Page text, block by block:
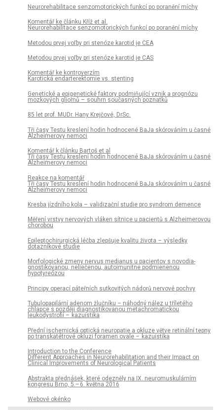
Neurorehabilitace senzomotorických funkcí po poranění míchy
Komentář ke článku Kříž et al.
Neurorehabilitace senzomotorických funkcí po poranění míchy
Metodou prvej voľby pri stenóze karotid je CEA
Metodou prvej voľby pri stenóze karotid je CAS
Komentář ke kontroverzím
Karotická endarterektomie vs. stenting
Genetické a epigenetické faktory podmiňující vznik a prognózu
mozkových gliomů – souhrn současných poznatků
85 let prof. MUDr. Hany Krejčové, DrSc.
Tři časy Testu kreslení hodin hodnocené BaJa skórováním u časné
Alzheimerovy nemoci
Komentář k článku Bartoš et al
Tři časy Testu kreslení hodin hodnocené BaJa skórováním u časné
Alzheimerovy nemoci
Reakce na komentář
Tři časy Testu kreslení hodin hodnocené BaJa skórováním u časné
Alzheimerovy nemoci
Kresba jízdního kola – validizační studie pro syndrom demence
Měření vrstvy nervových vláken sítnice u pacientů s Alzheimerovou
chorobou
Epileptochirurgická léčba zlepšuje kvalitu života – výsledky
dotazníkové studie
Morfologické zmeny nervus medianus u pa­cientov s novodia­
gnostikovanou, neliečenou, autoimunitne podmienenou
hypotyreózou
Principy operací páteřních sutkovitých nádorů nervové pochvy
Tubulopapilární adenom žlučníku – náhodný nález u tříletého
chlapce s později dia­gnostikovanou metachromatickou
leukodystrofií – kazuistika
Přední ischemická optická neuropatie a okluze větve retinální tepny
po transkatétrové okluzi foramen ovale – kazuistika
Introduction to the Conference
Different Approaches in Neurorehabilitation and their Impact on
Clinical Improvements of Neurological Patients
Abstrakta přednášek, které odezněly na IX. neuromuskulárním
kongresu Brno, 5.– 6. května 2016
Webové okénko